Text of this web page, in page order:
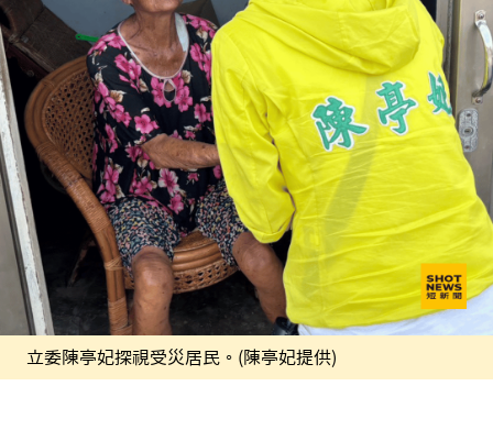
立委陳亭妃探視受災居民。(陳亭妃提供)